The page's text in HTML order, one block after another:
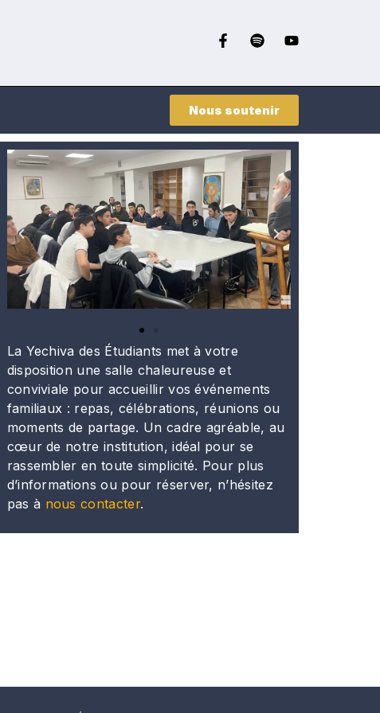
Nous soutenir
La Yechiva des Étudiants met à votre
disposition une salle chaleureuse et
conviviale pour accueillir vos événements
familiaux : repas, célébrations, réunions ou
moments de partage. Un cadre agréable, au
cœur de notre institution, idéal pour se
rassembler en toute simplicité. Pour plus
d’informations ou pour réserver, n’hésitez
pas à nous contacter.